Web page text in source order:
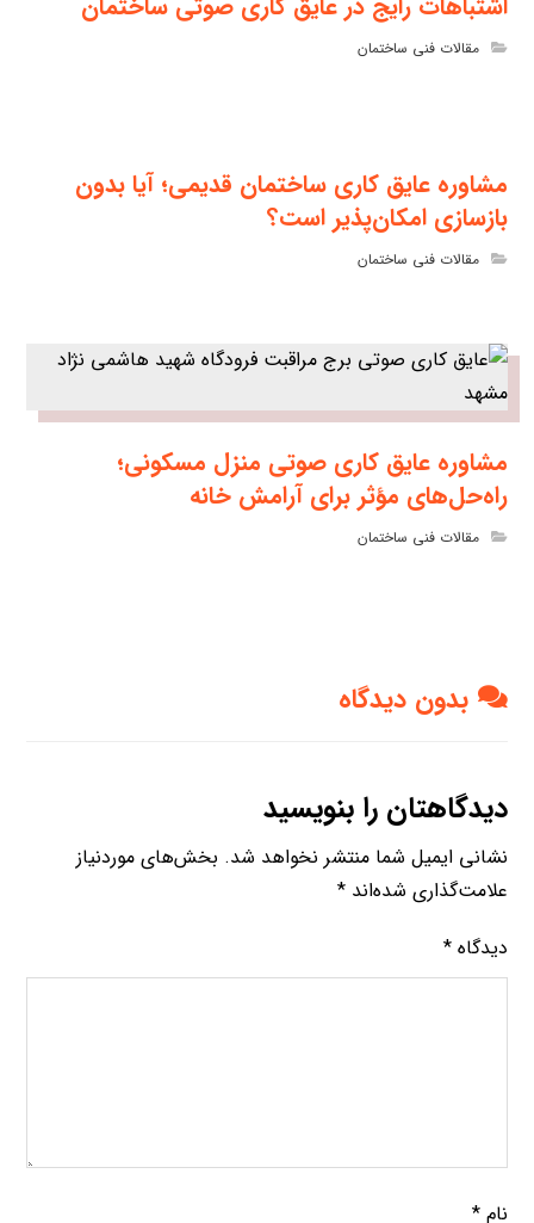
مقالات فنی ساختمان
مشاوره عایق کاری ساختمان قدیمی؛ آیا بدون
بازسازی امکان‌پذیر است؟
مقالات فنی ساختمان
مشاوره عایق کاری صوتی منزل مسکونی؛
راه‌حل‌های مؤثر برای آرامش خانه
مقالات فنی ساختمان
بدون دیدگاه
دیدگاهتان را بنویسید
نشانی ایمیل شما منتشر نخواهد شد. بخش‌های موردنیاز
علامت‌گذاری شده‌اند*
دیدگاه*
نام*